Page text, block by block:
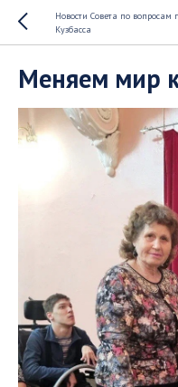
Новости Совета по вопросам
Кузбасса
Меняем мир